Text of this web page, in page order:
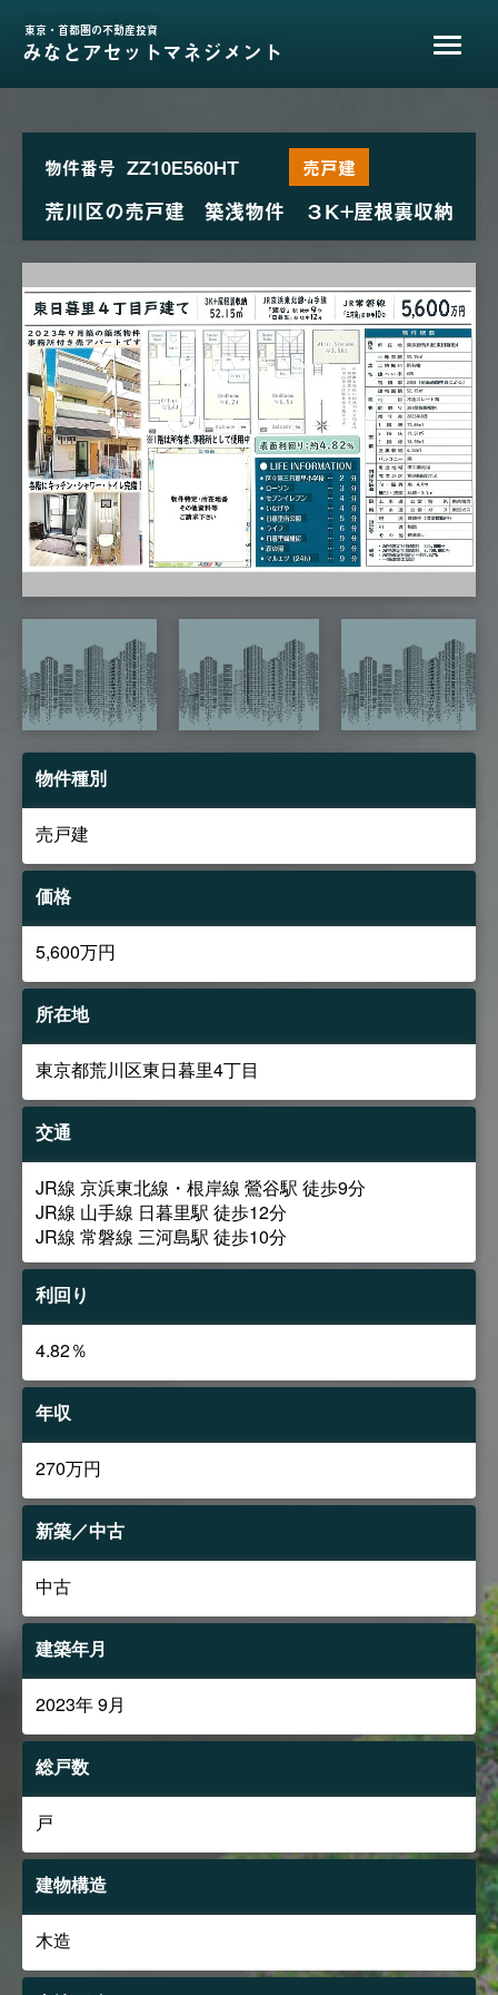
東京・首都圏の不動産投資
みなとアセットマネジメント
物件番号 ZZ10E560HT 売戸建
荒川区の売戸建 築浅物件 ３K+屋根裏収納
物件種別
売戸建
価格
5,600万円
所在地
東京都荒川区東日暮里4丁目
交通
JR線 京浜東北線・根岸線 鶯谷駅 徒歩9分
JR線 山手線 日暮里駅 徒歩12分
JR線 常磐線 三河島駅 徒歩10分
利回り
4.82％
年収
270万円
新築／中古
中古
建築年月
2023年 9月
総戸数
戸
建物構造
木造